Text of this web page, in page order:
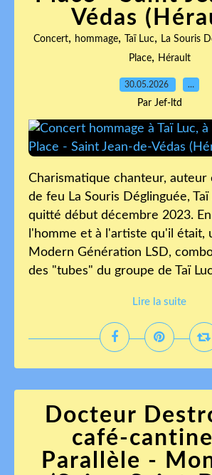
Védas
Concert, hommage, Taï Luc, La Souris
Place, Hérault
30.05.2026 …
Par Jef-ltd
Charismatique chanteur, auteur
de feu La Souris Déglinguée, Taï
quitté début décembre 2023.
l'homme et à l'artiste qu'il était,
Modern Génération LSD,
des "tubes" du groupe de Taï
Lire la suite
Docteur
café-
Parallèle -